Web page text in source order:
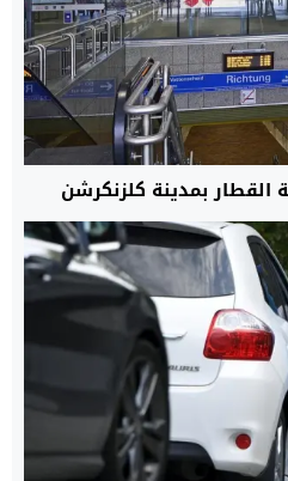
بمدينة كلزنكرشن